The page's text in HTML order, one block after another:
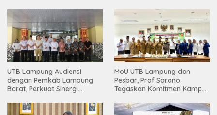
UTB Lampung Audiensi
dengan Pemkab Lampung
Barat, Perkuat Sinergi
Tinggi
MoU UTB Lampung dan
Pesbar, Prof Sarono
Tegaskan Komitmen Kampus
Masyarakat